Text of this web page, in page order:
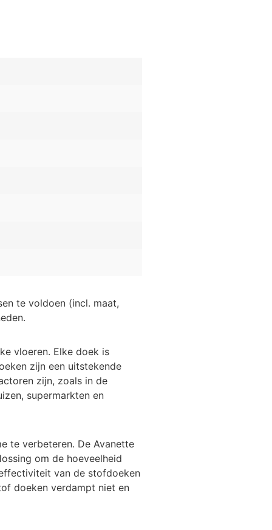
te voldoen (incl. maat,
vloeren. Elke doek is
zijn een uitstekende
zijn, zoals in de
supermarkten en
te verbeteren. De Avanette
om de hoeveelheid
van de stofdoeken
doeken verdampt niet en